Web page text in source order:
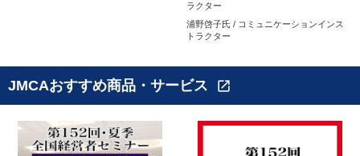
ラクター
浦野啓子氏 / コミュニケーションインス
トラクター
JMCAおすすめ商品・サービス open_in_new